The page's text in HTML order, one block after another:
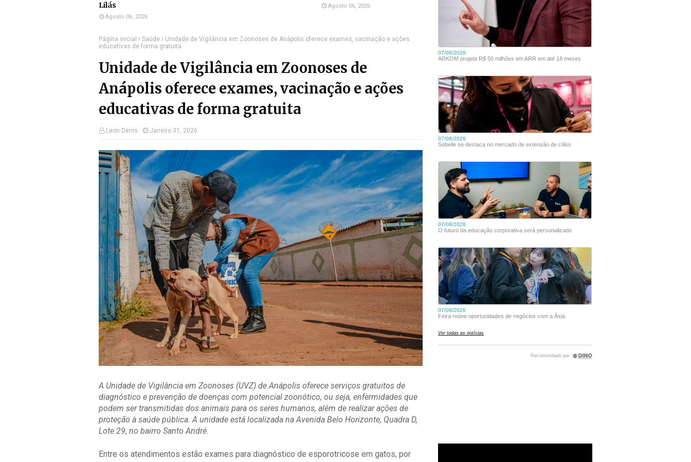
Lilás
Agosto 06, 2026
Agosto 06, 2026
Página inicial Saúde
Unidade de Vigilância em Zoonoses de Anápolis oferece exames, vacinação e ações
educativas de forma gratuita
Unidade de Vigilância em Zoonoses de
Anápolis oferece exames, vacinação e ações
educativas de forma gratuita
Leon Denis Janeiro 31, 2026
A Unidade de Vigilância em Zoonoses (UVZ) de Anápolis oferece serviços gratuitos de
diagnóstico e prevenção de doenças com potencial zoonótico, ou seja, enfermidades que
podem ser transmitidas dos animais para os seres humanos, além de realizar ações de
proteção à saúde pública. A unidade está localizada na Avenida Belo Horizonte, Quadra D,
Lote 29, no bairro Santo André.
Entre os atendimentos estão exames para diagnóstico de esporotricose em gatos, por